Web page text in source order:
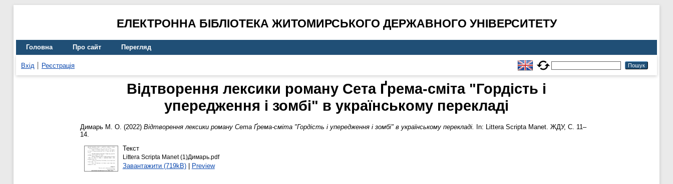
ЕЛЕКТРОННА БІБЛІОТЕКА ЖИТОМИРСЬКОГО ДЕРЖАВНОГО УНІВЕРСИТЕТУ
Головна Про сайт Перегляд
Вхід Реєстрація
Відтворення лексики роману Сета Ґрема-сміта "Гордість і
упередження і зомбі" в українському перекладі
Димарь М. О. (2022) Відтворення лексики роману Сета Ґрема-сміта "Гордість і упередження і зомбі" в українському перекладі.
In: Littera Scripta Manet. ЖДУ, С. 11–
14.
Текст
Littera Scripta Manet (1)Димарь.pdf
Завантажити (719kB)| Preview